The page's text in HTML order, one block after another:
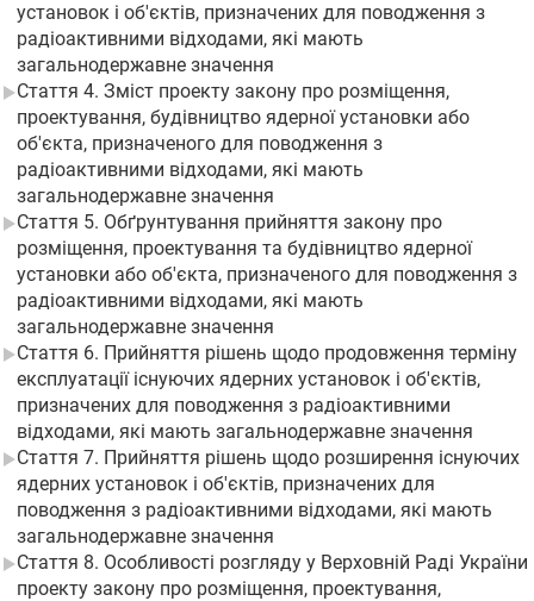
установок і об'єктів, призначених для поводження з
радіоактивними відходами, які мають
загальнодержавне значення
Стаття 4. Зміст проекту закону про розміщення,
проектування, будівництво ядерної установки або
об'єкта, призначеного для поводження з
радіоактивними відходами, які мають
загальнодержавне значення
Стаття 5. Обґрунтування прийняття закону про
розміщення, проектування та будівництво ядерної
установки або об'єкта, призначеного для поводження з
радіоактивними відходами, які мають
загальнодержавне значення
Стаття 6. Прийняття рішень щодо продовження терміну
експлуатації існуючих ядерних установок і об'єктів,
призначених для поводження з радіоактивними
відходами, які мають загальнодержавне значення
Стаття 7. Прийняття рішень щодо розширення існуючих
ядерних установок і об'єктів, призначених для
поводження з радіоактивними відходами, які мають
загальнодержавне значення
Стаття 8. Особливості розгляду у Верховній Раді України
проекту закону про розміщення, проектування,